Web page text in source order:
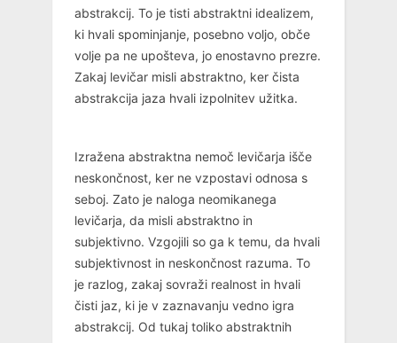
abstrakcij. To je tisti abstraktni idealizem,
ki hvali spominjanje, posebno voljo, obče
volje pa ne upošteva, jo enostavno prezre.
Zakaj levičar misli abstraktno, ker čista
abstrakcija jaza hvali izpolnitev užitka.
Izražena abstraktna nemoč levičarja išče
neskončnost, ker ne vzpostavi odnosa s
seboj. Zato je naloga neomikanega
levičarja, da misli abstraktno in
subjektivno. Vzgojili so ga k temu, da hvali
subjektivnost in neskončnost razuma. To
je razlog, zakaj sovraži realnost in hvali
čisti jaz, ki je v zaznavanju vedno igra
abstrakcij. Od tukaj toliko abstraktnih